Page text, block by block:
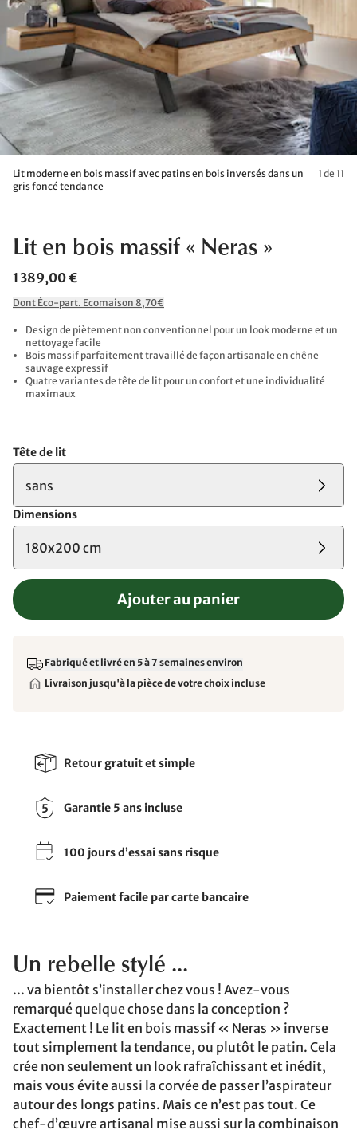
Lit moderne en bois massif avec patins en bois inversés dans un
gris foncé tendance
1 de 11
Lit en bois massif « Neras »
1 389,00 €
Dont Éco-part. Ecomaison 8,70€
Design de piètement non conventionnel pour un look moderne et un
nettoyage facile
Bois massif parfaitement travaillé de façon artisanale en chêne
sauvage expressif
Quatre variantes de tête de lit pour un confort et une individualité
maximaux
Tête de lit
sans
Dimensions
180x200 cm
Ajouter au panier
Fabriqué et livré en 5 à 7 semaines environ
Livraison jusqu'à la pièce de votre choix incluse
Retour gratuit et simple
Garantie 5 ans incluse
100 jours d’essai sans risque
Paiement facile par carte bancaire
Un rebelle stylé ...
... va bientôt s’installer chez vous ! Avez-vous
remarqué quelque chose dans la conception ?
Exactement ! Le lit en bois massif « Neras » inverse
tout simplement la tendance, ou plutôt le patin. Cela
crée non seulement un look rafraîchissant et inédit,
mais vous évite aussi la corvée de passer l’aspirateur
autour des longs patins. Mais ce n’est pas tout. Ce
chef-d’œuvre artisanal mise aussi sur la combinaison